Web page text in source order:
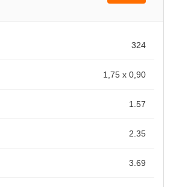
324
1,75 x 0,90
1.57
2.35
3.69